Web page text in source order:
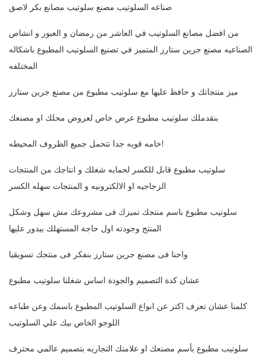
صناعه السلوتيب مصنع سلوتيب مصانع بكر لاصق
من افضل مصانع السلوتيب في العاشر من رمضان و العبور و انشاص
الصناعيه مصنع جرين ستارز المتميز في تصنيع السلوتيب المطبوع باشكاله
المختلفه
ميز منتجاتك و حافظ عليها مع سلوتيب مطبوع من مصنع جرين ستارز
بنقدملك سلوتيب مطبوع عرض خاص لعروض محلك او مصنعك
خامه قويه جدا تتحمل جميع الظروف المحيطه!
سلوتيب مطبوع قابل للكسر لحمايه شغلك و انتاجك من المنتجات
الزجاجيه او الالكترونيه و المنتجات سهله الكسر
سلوتيب مطبوع باسم منتجك تميزك فى مشروعك مش سهل وشكل
المنتج وجودته اول حاجة المستهلك بيدور عليها
واحنا فى مصنع جرين ستارز بنفكر فى منتجك تسويقيا
عشان كدة التصميم والجودة اساس شغلنا سلوتيب مطبوع
كلمنا عشان تعرف اكتر عن انواع السلوتيب المطبوع باسمك وعن طباعه
اللوجو الخاص بيك علي السلوتيب
سلوتيب مطبوع بأسم مصنعك او علامتك التجاريه بتصميم عالمي محترف